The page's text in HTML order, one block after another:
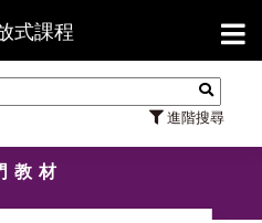
式課程
進階搜尋
【7/
教材